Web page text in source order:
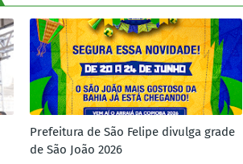
Prefeitura de São Felipe divulga grade
de São João 2026